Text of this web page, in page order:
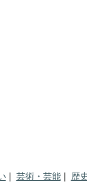
| 芸術・芸能| 歴